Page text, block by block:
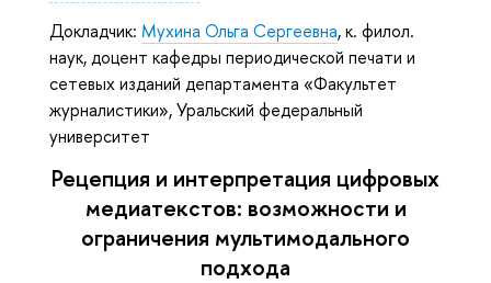
Докладчик: Мухина Ольга Сергеевна, к. филол.
наук, доцент кафедры периодической печати и
сетевых изданий департамента «Факультет
журналистики», Уральский федеральный
университет
Рецепция и интерпретация цифровых
медиатекстов: возможности и
ограничения мультимодального
подхода